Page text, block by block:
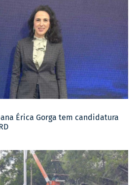
Érica Gorga tem candidatura